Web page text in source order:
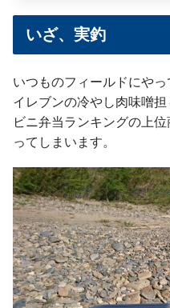
いざ、実釣
いつものフィールドにや
イレブンの冷やし肉味噌
ビニ弁当ランキングの上
ってしまいます。